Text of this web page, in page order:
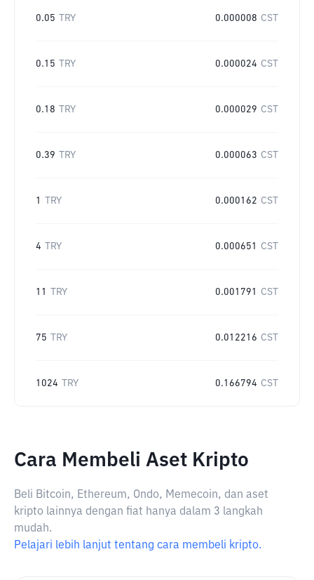
0.05 TRY 0.000008 CST
0.15 TRY 0.000024 CST
0.18 TRY 0.000029 CST
0.39 TRY 0.000063 CST
1 TRY 0.000162 CST
4 TRY 0.000651 CST
11 TRY 0.001791 CST
75 TRY 0.012216 CST
1024 TRY 0.166794 CST
Cara Membeli Aset Kripto
Beli Bitcoin, Ethereum, Ondo, Memecoin, dan aset
kripto lainnya dengan fiat hanya dalam 3 langkah
mudah.
Pelajari lebih lanjut tentang cara membeli kripto.